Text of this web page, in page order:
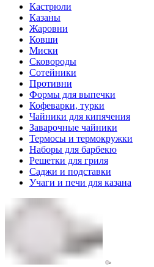
Кастрюли
Казаны
Жаровни
Ковши
Миски
Сковороды
Сотейники
Противни
Формы для выпечки
Кофеварки, турки
Чайники для кипячения
Заварочные чайники
Термосы и термокружки
Наборы для барбекю
Решетки для гриля
Саджи и подставки
Учаги и печи для казана